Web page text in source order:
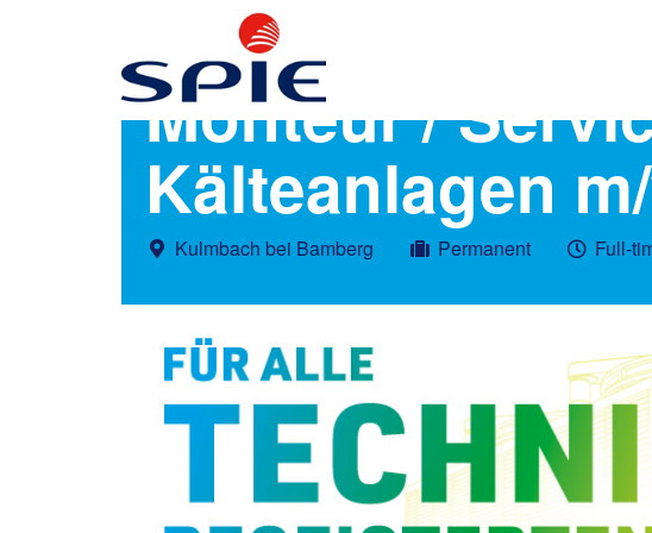
Monteur /
Kälteanlagen
Kulmbach bei Bamberg Permanent Full-